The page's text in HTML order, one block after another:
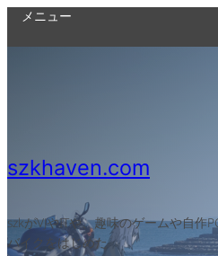
メニュー
szkhaven.com
szkがVJやITや、趣味のゲームや自作
バイクをはじめた